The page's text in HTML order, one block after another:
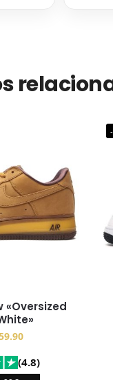
«Oversized
(4.8)